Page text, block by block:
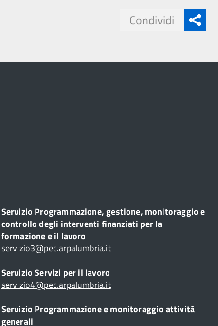
Condividi
Servizio Programmazione, gestione, monitoraggio e
controllo degli interventi finanziati per la
formazione e il lavoro
servizio3@pec.arpalumbria.it
Servizio Servizi per il lavoro
servizio4@pec.arpalumbria.it
Servizio Programmazione e monitoraggio attività
generali